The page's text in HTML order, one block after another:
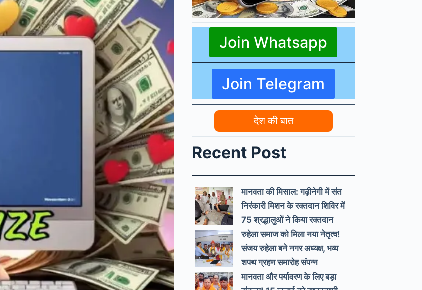
Join Whatsapp
Join Telegram
देश की बात
Recent Post
मानवता की मिसाल: गढ़ीनेगी में संत
निरंकारी मिशन के रक्तदान शिविर में
75 श्रद्धालुओं ने किया रक्तदान
रुहेला समाज को मिला नया नेतृत्व!
संजय रुहेला बने नगर अध्यक्ष, भव्य
शपथ ग्रहण समारोह संपन्न
मानवता और पर्यावरण के लिए बड़ा